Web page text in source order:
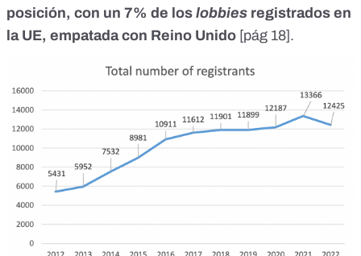
posición, con un 7% de los lobbies registrados en
la UE, empatada con Reino Unido [pág 18].